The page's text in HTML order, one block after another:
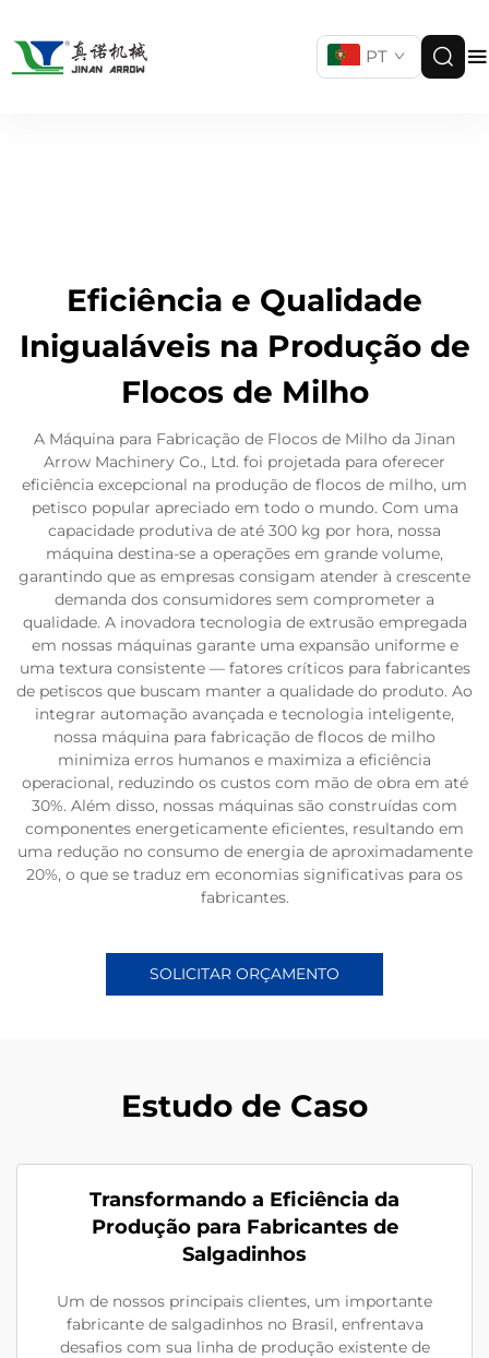
PT
Eficiência e Qualidade
Inigualáveis na Produção de
Flocos de Milho
A Máquina para Fabricação de Flocos de Milho da Jinan
Arrow Machinery Co., Ltd. foi projetada para oferecer
eficiência excepcional na produção de flocos de milho, um
petisco popular apreciado em todo o mundo. Com uma
capacidade produtiva de até 300 kg por hora, nossa
máquina destina-se a operações em grande volume,
garantindo que as empresas consigam atender à crescente
demanda dos consumidores sem comprometer a
qualidade. A inovadora tecnologia de extrusão empregada
em nossas máquinas garante uma expansão uniforme e
uma textura consistente — fatores críticos para fabricantes
de petiscos que buscam manter a qualidade do produto. Ao
integrar automação avançada e tecnologia inteligente,
nossa máquina para fabricação de flocos de milho
minimiza erros humanos e maximiza a eficiência
operacional, reduzindo os custos com mão de obra em até
30%. Além disso, nossas máquinas são construídas com
componentes energeticamente eficientes, resultando em
uma redução no consumo de energia de aproximadamente
20%, o que se traduz em economias significativas para os
fabricantes.
SOLICITAR ORÇAMENTO
Estudo de Caso
Transformando a Eficiência da
Produção para Fabricantes de
Salgadinhos
Um de nossos principais clientes, um importante
fabricante de salgadinhos no Brasil, enfrentava
desafios com sua linha de produção existente de